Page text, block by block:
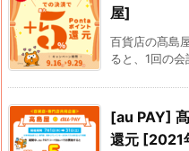
屋]
百貨店の髙島
ると、1回の
[au PAY]
還元 [2021